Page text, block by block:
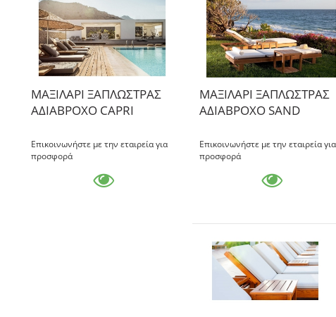
ΜΑΞΙΛΑΡΙ ΞΑΠΛΩΣΤΡΑΣ
ΑΔΙΑΒΡΟΧΟ CAPRI
Επικοινωνήστε με την εταιρεία για
προσφορά
ΜΑΞΙΛΑΡΙ ΞΑΠΛΩΣΤΡΑΣ
ΑΔΙΑΒΡΟΧΟ SAND
Επικοινωνήστε με την εταιρεία για
προσφορά